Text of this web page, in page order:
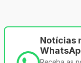
Notícias